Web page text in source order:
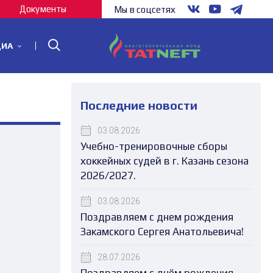
Документы Мы в соцсетях
Последние новости
03.08.2026
Учебно-тренировочные сборы
хоккейных судей в г. Казань сезона
2026/2027.
03.08.2026
Поздравляем с днем рождения
Закамского Сергея Анатольевича!
28.07.2026